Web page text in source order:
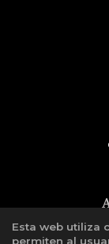
Esta web utiliza
permiten al